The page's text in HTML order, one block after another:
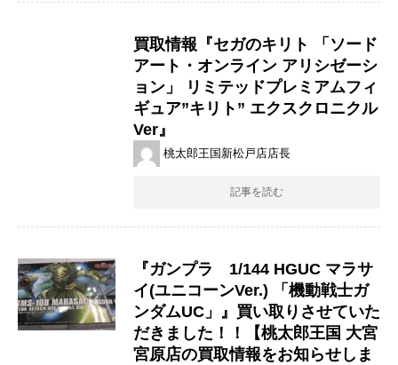
買取情報『セガのキリト ​「ソード
アート・オンライン ​アリシゼーシ
ョン」 ​リミテッドプレミアムフィ
ギュア”キリト” ​エクスクロニクル
Ver』
桃太郎王国新松戸店店長
記事を読む
『ガンプラ 1/144 ​HGUC ​マラサ
イ(ユニコーンVer.) ​「機動戦士ガ
ンダムUC」』買い取りさせていた
だきました！！【桃太郎王国 大宮
宮原店の買取情報をお知らせしま